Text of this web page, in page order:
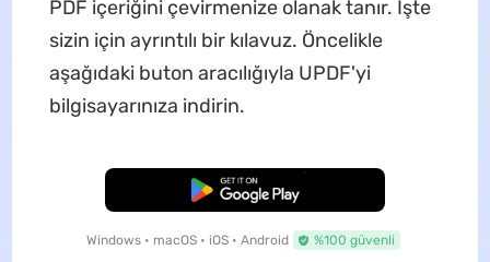
PDF içeriğini çevirmenize olanak tanır. İşte
sizin için ayrıntılı bir kılavuz. Öncelikle
aşağıdaki buton aracılığıyla UPDF'yi
bilgisayarınıza indirin.
Ücretsiz İndirme
Windows • macOS • iOS • Android %100 güvenli